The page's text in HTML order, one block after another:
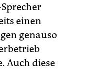
einen
genauso
Auch diese